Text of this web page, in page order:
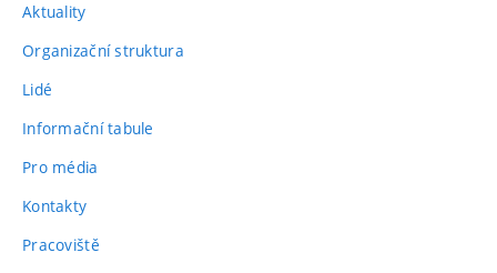
Aktuality
Organizační struktura
Lidé
Informační tabule
Pro média
Kontakty
Pracoviště